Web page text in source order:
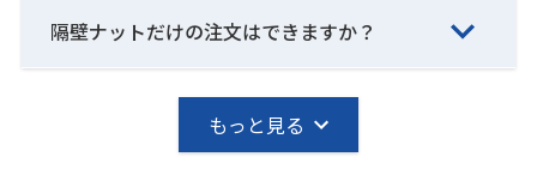
隔壁ナットだけの注文はできますか？
もっと見る